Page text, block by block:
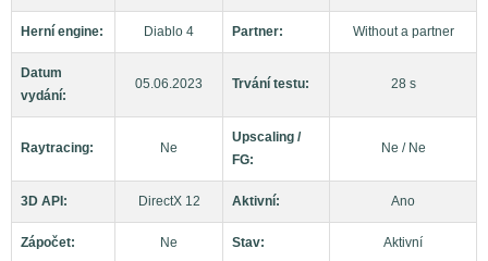
Herní engine: Diablo 4 Partner: Without a partner
Datum
vydání:
05.06.2023 Trvání testu: 28 s
Raytracing: Ne
Upscaling /
FG:
Ne / Ne
3D API: DirectX 12 Aktivní: Ano
Zápočet: Ne Stav: Aktivní